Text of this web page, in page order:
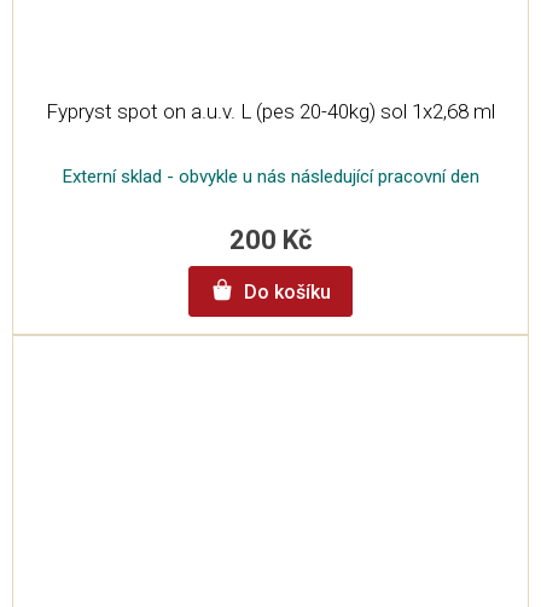
Fypryst spot on a.u.v. L (pes 20-40kg) sol 1x2,68 ml
Externí sklad - obvykle u nás následující pracovní den
200 Kč
Do košíku